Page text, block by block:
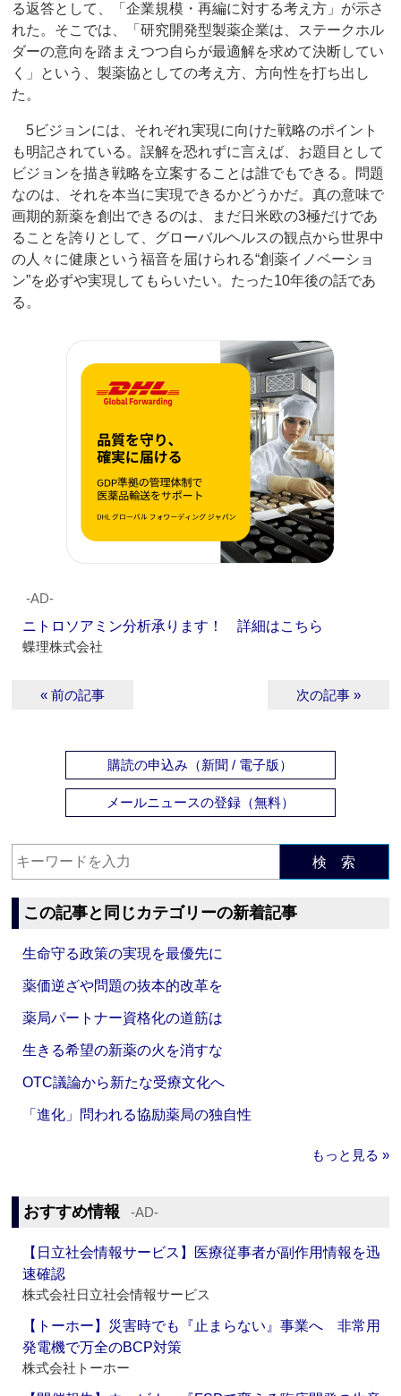
る返答として、「企業規模・再編に対する考え方」が示さ
れた。そこでは、「研究開発型製薬企業は、ステークホル
ダーの意向を踏まえつつ自らが最適解を求めて決断してい
く」という、製薬協としての考え方、方向性を打ち出し
た。
5ビジョンには、それぞれ実現に向けた戦略のポイント
も明記されている。誤解を恐れずに言えば、お題目として
ビジョンを描き戦略を立案することは誰でもできる。問題
なのは、それを本当に実現できるかどうかだ。真の意味で
画期的新薬を創出できるのは、まだ日米欧の3極だけであ
ることを誇りとして、グローバルヘルスの観点から世界中
の人々に健康という福音を届けられる“創薬イノベーショ
ン”を必ずや実現してもらいたい。たった10年後の話であ
る。
‐AD‐
ニトロソアミン分析承ります！ 詳細はこちら
蝶理株式会社
« 前の記事 次の記事 »
購読の申込み（新聞 / 電子版）
メールニュースの登録（無料）
検 索
この記事と同じカテゴリーの新着記事
生命守る政策の実現を最優先に
薬価逆ざや問題の抜本的改革を
薬局パートナー資格化の道筋は
生きる希望の新薬の火を消すな
OTC議論から新たな受療文化へ
「進化」問われる協励薬局の独自性
もっと見る »
おすすめ情報 ‐AD‐
【日立社会情報サービス】医療従事者が副作用情報を迅
速確認
株式会社日立社会情報サービス
【トーホー】災害時でも『止まらない』事業へ 非常用
発電機で万全のBCP対策
株式会社トーホー